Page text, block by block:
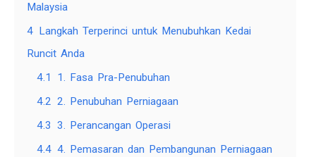
Malaysia
4 Langkah Terperinci untuk Menubuhkan Kedai
Runcit Anda
4.1
1. Fasa Pra-Penubuhan
4.2 2. Penubuhan Perniagaan
4.3 3. Perancangan Operasi
4.4 4. Pemasaran dan Pembangunan Perniagaan